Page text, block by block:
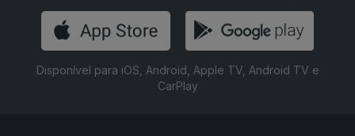
Disponível para iOS, Android, Apple TV, Android TV e
CarPlay